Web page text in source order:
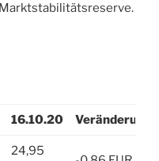
16.10.20 Veränderung
24,95